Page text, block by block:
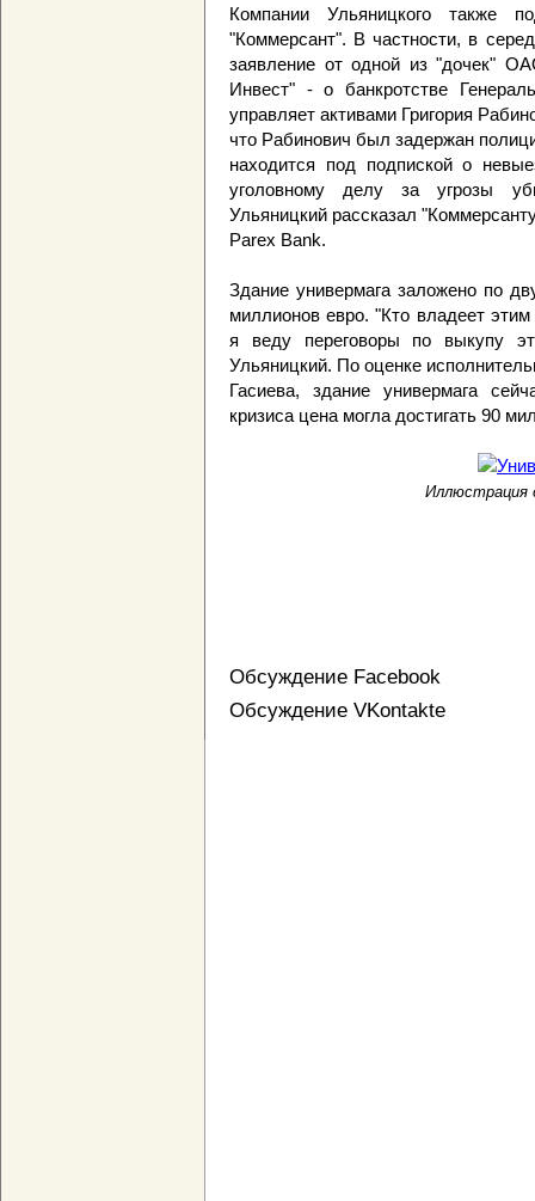
Компании Ульяницкого также
"Коммерсант". В частности, в
заявление от одной из "дочек"
Инвест" - о банкротстве
управляет активами Григория
что Рабинович был задержан
находится под подпиской о
уголовному делу за угрозы
Ульяницкий рассказал
Parex Bank.
Здание универмага заложено по
миллионов евро. "Кто владеет
я веду переговоры по выкупу
Ульяницкий. По оценке
Гасиева, здание универмага
кризиса цена могла достигать 90
Иллюстрация
Обсуждение Facebook
Обсуждение VKontakte